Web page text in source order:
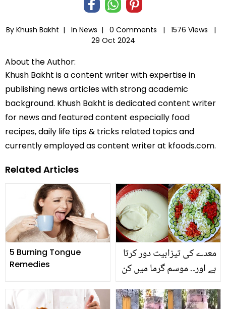
By Khush Bakht | In News | 0 Comments |
1576 Views |
29 Oct 2024
About the Author:
Khush Bakht is a content writer with expertise in
publishing news articles with strong academic
background. Khush Bakht is dedicated content writer
for news and featured content especially food
recipes, daily life tips & tricks related topics and
currently employed as content writer at kfoods.com.
Related Articles
5 Burning Tongue
Remedies
معدے کی تیزابیت دور کرتا
ہے اور۔۔ موسم گرما میں کن
فائدہ مند ہوتا ہے؟